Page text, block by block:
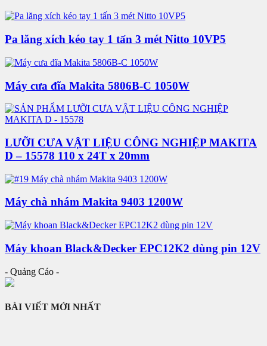
Pa lăng xích kéo tay 1 tấn 3 mét Nitto 10VP5
Máy cưa đĩa Makita 5806B-C 1050W
LƯỠI CƯA VẬT LIỆU CÔNG NGHIỆP MAKITA
D – 15578 110 x 24T x 20mm
Máy chà nhám Makita 9403 1200W
Máy khoan Black&Decker EPC12K2 dùng pin 12V
- Quảng Cáo -
BÀI VIẾT MỚI NHẤT